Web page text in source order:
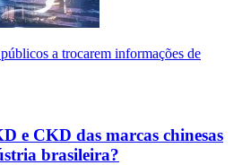
a trocarem informações de
e CKD das marcas chinesas
brasileira?